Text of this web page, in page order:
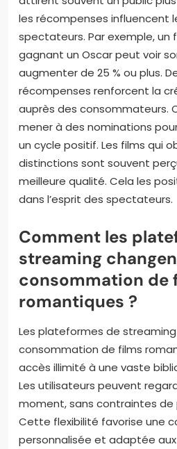
les récompenses influencent
spectateurs. Par exemple, un
gagnant un Oscar peut voir
augmenter de 25 % ou plus.
récompenses renforcent la
auprès des consommateurs.
mener à des nominations
un cycle positif. Les films qui
distinctions sont souvent
meilleure qualité. Cela les
dans l’esprit des spectateurs.
Comment les
streaming
consommation de
romantiques ?
Les plateformes de
consommation de films
accès illimité à une vaste
Les utilisateurs peuvent
moment, sans contraintes
Cette flexibilité favorise une
personnalisée et adaptée